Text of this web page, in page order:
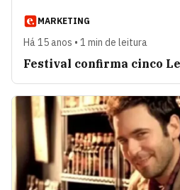
MARKETING
Há 15 anos • 1 min de leitura
Festival confirma cinco